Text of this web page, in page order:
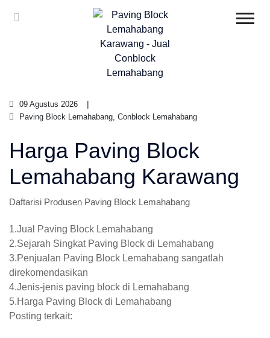
09 Agustus 2026
Paving Block Lemahabang, Conblock Lemahabang
Harga Paving Block
Lemahabang Karawang
Daftarisi Produsen Paving Block Lemahabang
1.Jual Paving Block Lemahabang
2.Sejarah Singkat Paving Block di Lemahabang
3.Penjualan Paving Block Lemahabang sangatlah
direkomendasikan
4.Jenis-jenis paving block di Lemahabang
5.Harga Paving Block di Lemahabang
Posting terkait: